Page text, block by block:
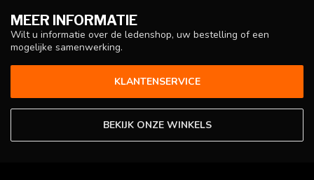
MEER INFORMATIE
Wilt u informatie over de ledenshop, uw bestelling of een
mogelijke samenwerking.
KLANTENSERVICE
BEKIJK ONZE WINKELS